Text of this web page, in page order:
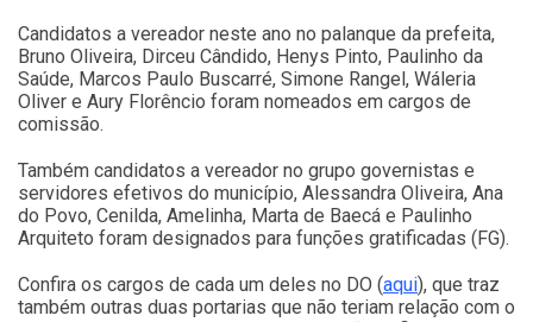
Candidatos a vereador neste ano no palanque da prefeita,
Bruno Oliveira, Dirceu Cândido, Henys Pinto, Paulinho da
Saúde, Marcos Paulo Buscarré, Simone Rangel, Wáleria
Oliver e Aury Florêncio foram nomeados em cargos de
comissão.
Também candidatos a vereador no grupo governistas e
servidores efetivos do município, Alessandra Oliveira, Ana
do Povo, Cenilda, Amelinha, Marta de Baecá e Paulinho
Arquiteto foram designados para funções gratificadas (FG).
Confira os cargos de cada um deles no DO (aqui), que traz
também outras duas portarias que não teriam relação com o